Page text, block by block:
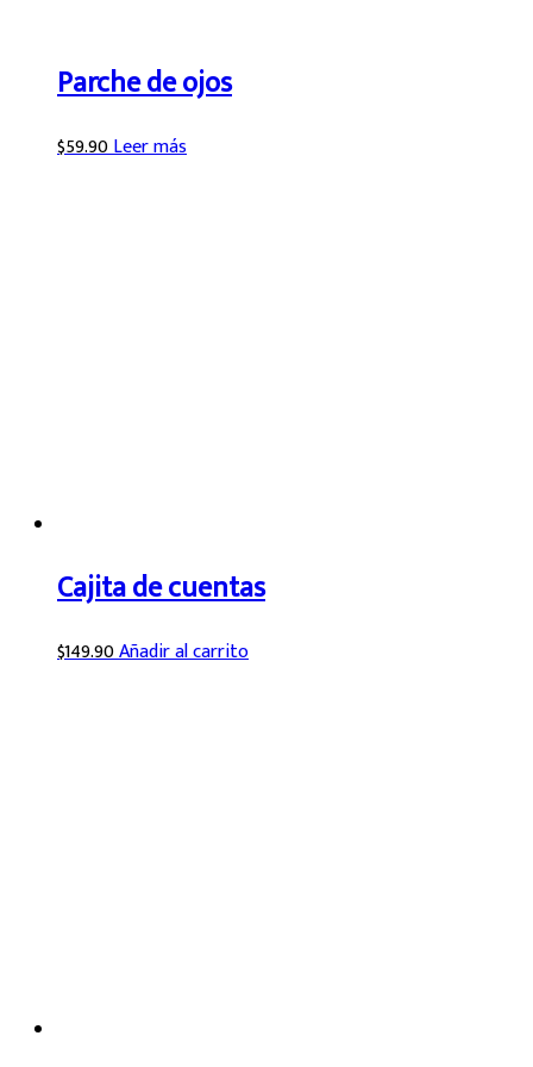
Parche de ojos
$59.90Leer más
Cajita de cuentas
$149.90Añadir al carrito